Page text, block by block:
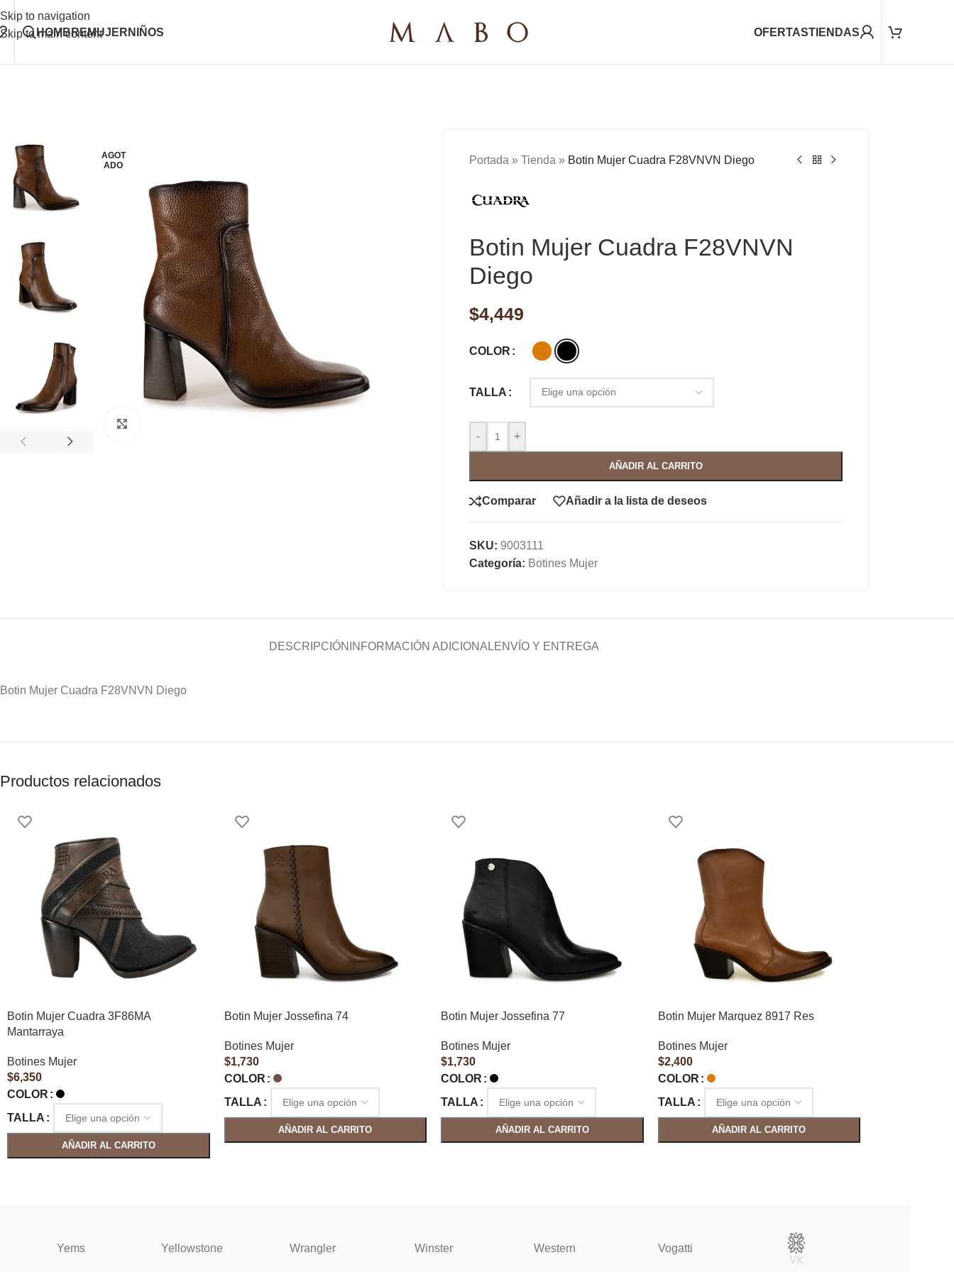
Skip to navigation
Skip to main content
HOMBREMUJER NIÑOS OFERTASTIENDAS
AGOT
ADO
Portada » Tienda » Botin Mujer Cuadra F28VNVN Diego
Botin Mujer Cuadra F28VNVN
Diego
$4,449
COLOR
TALLA
- +
AÑADIR AL CARRITO
Comparar Añadir a la lista de deseos
SKU: 9003111
Categoría: Botines Mujer
DESCRIPCIÓN INFORMACIÓN ADICIONALENVÍO Y ENTREGA
Botin Mujer Cuadra F28VNVN Diego
Productos relacionados
Botin Mujer Cuadra 3F86MA
Mantarraya
Botines Mujer
$6,350
COLOR
TALLA
AÑADIR AL CARRITO
Botin Mujer Jossefina 74
Botines Mujer
$1,730
COLOR
TALLA
AÑADIR AL CARRITO
Botin Mujer Jossefina 77
Botines Mujer
$1,730
COLOR
TALLA
AÑADIR AL CARRITO
Botin Mujer Marquez 8917 Res
Botines Mujer
$2,400
COLOR
TALLA
AÑADIR AL CARRITO
Yems Yellowstone Wrangler Winster Western Vogatti